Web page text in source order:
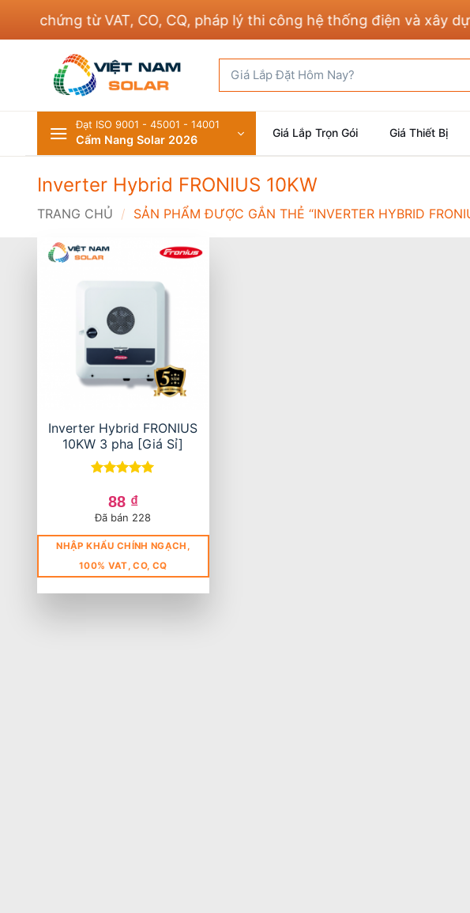
chứng từ VAT, CO, CQ, pháp lý thi công hệ thống điện và xây dựng
kiếm:
Đạt ISO 9001 - 45001 - 14001
Cẩm Nang Solar 2026 Giá Lắp Trọn Gói Giá Thiết Bị
Inverter Hybrid FRONIUS 10KW
TRANG CHỦ / SẢN PHẨM ĐƯỢC GẮN THẺ “INVERTER HYBRID
Inverter Hybrid FRONIUS
10KW 3 pha [Giá Sỉ]
hạng5 5
sao
88 ₫
Đã bán 228
NHẬP KHẨU CHÍNH NGẠCH,
100% VAT, CO, CQ